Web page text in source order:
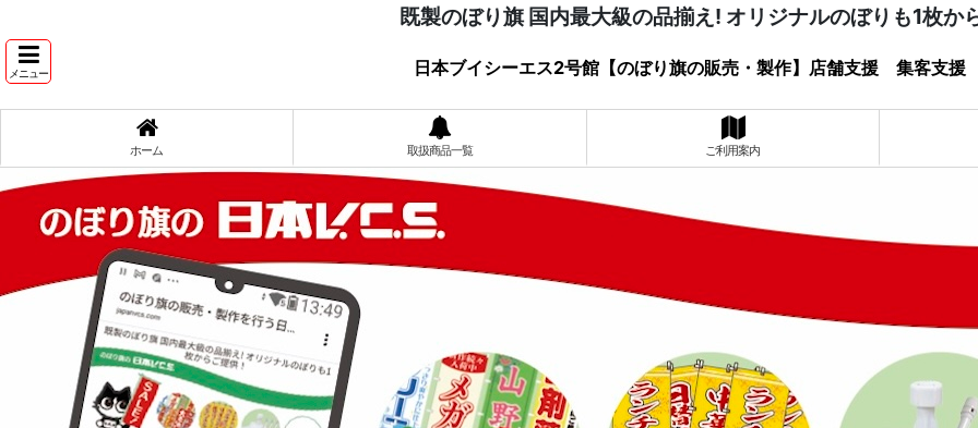
既製のぼり旗 国内最大級の品揃え! オリジナルのぼりも1枚か
メニュー 日本ブイシーエス2号館【のぼり旗の販売・製作】店舗支援 集客支
ホーム 取扱商品一覧 ご利用案内